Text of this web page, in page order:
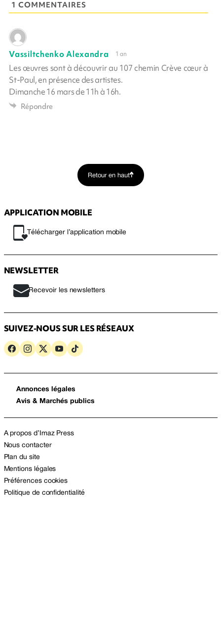
1 COMMENTAIRES
Vassiltchenko Alexandra 1 an
Les œuvres sont à découvrir au 107 chemin Crève cœur à
St-Paul, en présence des artistes.
Dimanche 16 mars de 11h à 16h.
Répondre
Retour en haut
APPLICATION MOBILE
Télécharger l’application mobile
NEWSLETTER
Recevoir les newsletters
SUIVEZ-NOUS SUR LES RÉSEAUX
Annonces légales
Avis & Marchés publics
A propos d’Imaz Press
Nous contacter
Plan du site
Mentions légales
Préférences cookies
Politique de confidentialité